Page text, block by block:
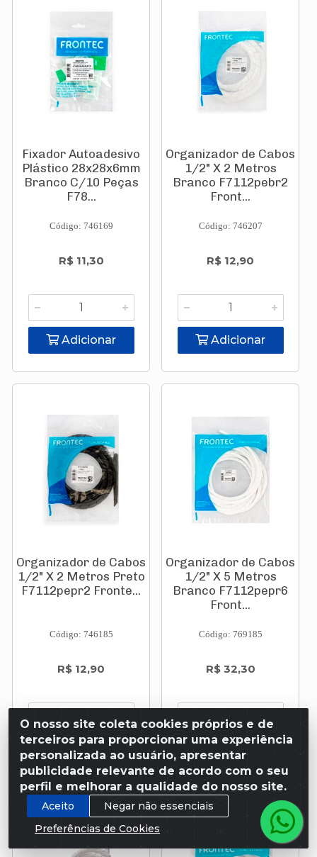
Fixador Autoadesivo
Plástico 28x28x6mm
Branco C/10 Peças
F78...
Código: 746169
R$ 11,30
Adicionar
Organizador de Cabos
1/2" X 2 Metros
Branco F7112pebr2
Front...
Código: 746207
R$ 12,90
Adicionar
Organizador de Cabos
1/2" X 2 Metros Preto
F7112pepr2 Fronte...
Código: 746185
R$ 12,90
Adicionar
Organizador de Cabos
1/2" X 5 Metros
Branco F7112pepr6
Front...
Código: 769185
R$ 32,30
Adicionar
O nosso site coleta cookies próprios e de
terceiros para proporcionar uma experiência
personalizada ao usuário, apresentar
publicidade relevante de acordo com o seu
perfil e melhorar a qualidade do nosso site.
Aceito
Negar não essenciais
Preferências de Cookies